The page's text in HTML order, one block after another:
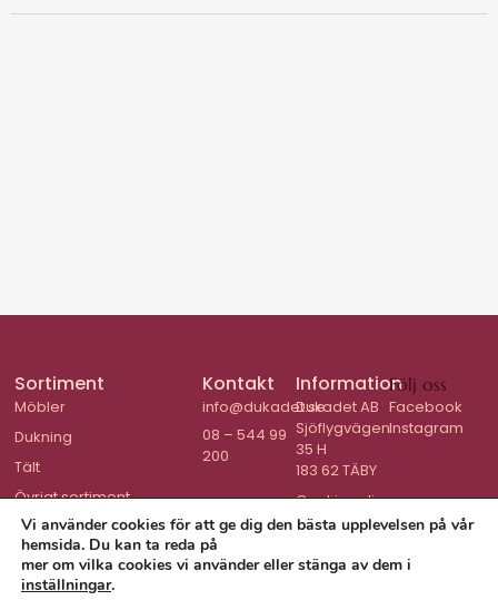
Sortiment
Möbler
Dukning
Tält
Övrigt sortiment
Kontakt
info@dukadet.se
08 – 544 99
200
Information
Dukadet AB
Sjöflygvägen
35 H
183 62 TÄBY
Cookiepolicy
Följ oss
Facebook
Instagram
Vi använder cookies för att ge dig den bästa upplevelsen på vår
hemsida. Du kan ta reda på
mer om vilka cookies vi använder eller stänga av dem i
inställningar.